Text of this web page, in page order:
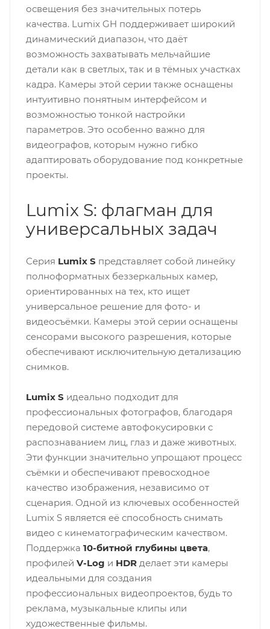
освещения без значительных потерь
качества. Lumix GH поддерживает широкий
динамический диапазон, что даёт
возможность захватывать мельчайшие
детали как в светлых, так и в тёмных участках
кадра. Камеры этой серии также оснащены
интуитивно понятным интерфейсом и
возможностью тонкой настройки
параметров. Это особенно важно для
видеографов, которым нужно гибко
адаптировать оборудование под конкретные
проекты.
Lumix S: флагман для
универсальных задач
Серия Lumix S представляет собой линейку
полноформатных беззеркальных камер,
ориентированных на тех, кто ищет
универсальное решение для фото- и
видеосъёмки. Камеры этой серии оснащены
сенсорами высокого разрешения, которые
обеспечивают исключительную детализацию
снимков.
Lumix S идеально подходит для
профессиональных фотографов, благодаря
передовой системе автофокусировки с
распознаванием лиц, глаз и даже животных.
Эти функции значительно упрощают процесс
съёмки и обеспечивают превосходное
качество изображения, независимо от
сценария. Одной из ключевых особенностей
Lumix S является её способность снимать
видео с кинематографическим качеством.
Поддержка 10-битной глубины цвета,
профилей V-Log и HDRделает эти камеры
идеальными для создания
профессиональных видеопроектов, будь то
реклама, музыкальные клипы или
художественные фильмы.